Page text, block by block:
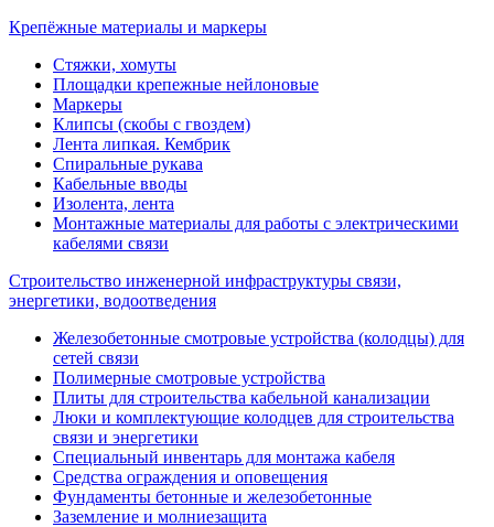
Крепёжные материалы и маркеры
Стяжки, хомуты
Площадки крепежные нейлоновые
Маркеры
Клипсы (скобы с гвоздем)
Лента липкая. Кембрик
Спиральные рукава
Кабельные вводы
Изолента, лента
Монтажные материалы для работы с электрическими
кабелями связи
Строительство инженерной инфраструктуры связи,
энергетики, водоотведения
Железобетонные смотровые устройства (колодцы) для
сетей связи
Полимерные смотровые устройства
Плиты для строительства кабельной канализации
Люки и комплектующие колодцев для строительства
связи и энергетики
Специальный инвентарь для монтажа кабеля
Средства ограждения и оповещения
Фундаменты бетонные и железобетонные
Заземление и молниезащита